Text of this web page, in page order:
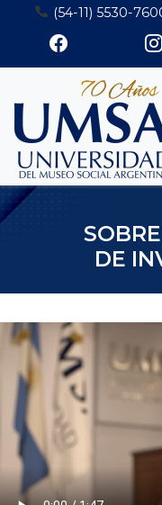
Saltar
contenido
(54-11) 5530-
DE